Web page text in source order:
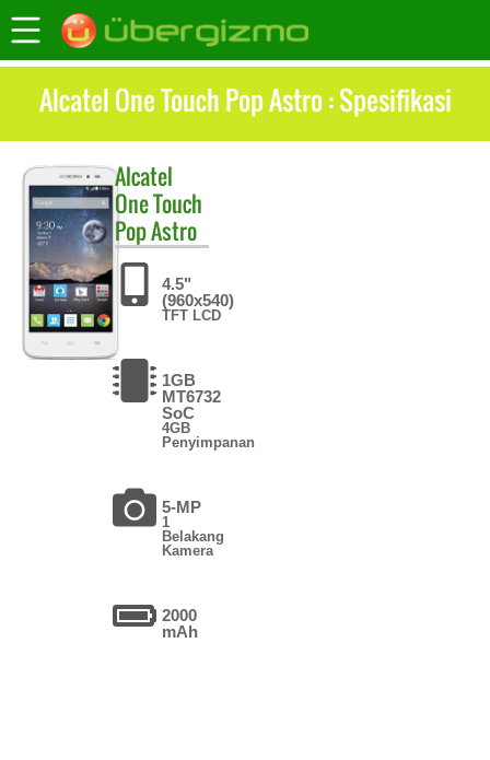
Alcatel One Touch Pop Astro : Spesifikasi
Alcatel
One Touch
Pop Astro
4.5"
(960x540)
TFT LCD
1GB
MT6732
SoC
4GB
Penyimpanan
5-MP
1
Belakang
Kamera
2000
mAh